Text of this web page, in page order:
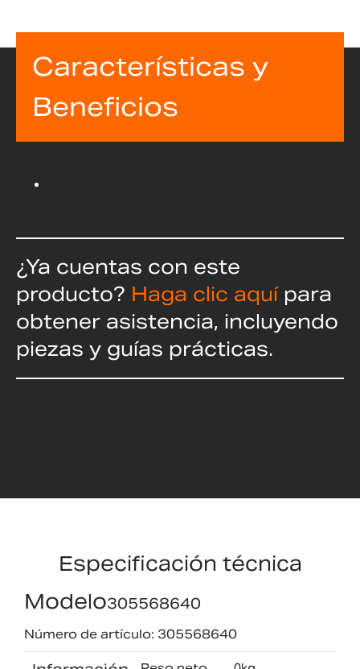
Características y
Beneficios
¿Ya cuentas con este
producto? Haga clic aquí para
obtener asistencia, incluyendo
piezas y guías prácticas.
Especificación técnica
Modelo305568640
Número de artículo: 305568640